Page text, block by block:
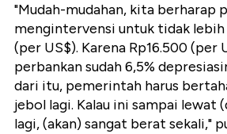
"Mudah-mudahan, kita berharap
mengintervensi untuk tidak lebih
(per US$). Karena Rp16.500 (per
perbankan sudah 6,5%
dari itu, pemerintah harus
jebol lagi. Kalau ini sampai lewat
lagi, (akan) sangat berat sekali,"